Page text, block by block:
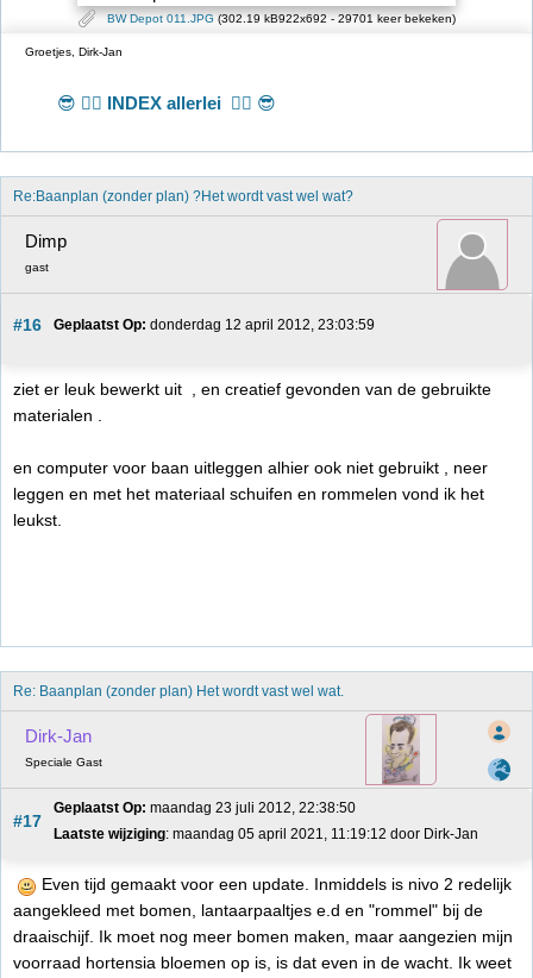
BW Depot 011.JPG (302.19 kB922x692 - 29701 keer bekeken)
Groetjes, Dirk-Jan
😎 👉🏻 INDEX allerlei 👈🏻 😎
Re:Baanplan (zonder plan) ?Het wordt vast wel wat?
Dimp
gast
#16 Geplaatst Op: donderdag 12 april 2012, 23:03:59
ziet er leuk bewerkt uit , en creatief gevonden van de gebruikte
materialen .
en computer voor baan uitleggen alhier ook niet gebruikt , neer
leggen en met het materiaal schuifen en rommelen vond ik het
leukst.
Re: Baanplan (zonder plan) Het wordt vast wel wat.
Dirk-Jan
Speciale Gast
#17
Geplaatst Op: maandag 23 juli 2012, 22:38:50
Laatste wijziging: maandag 05 april 2021, 11:19:12 door Dirk-Jan
Even tijd gemaakt voor een update. Inmiddels is nivo 2 redelijk
aangekleed met bomen, lantaarpaaltjes e.d en "rommel" bij de
draaischijf. Ik moet nog meer bomen maken, maar aangezien mijn
voorraad hortensia bloemen op is, is dat even in de wacht. Ik weet